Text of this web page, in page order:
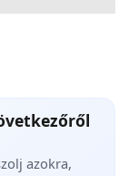
azokra,